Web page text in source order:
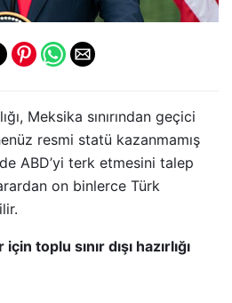
Meksika sınırından geçici
resmi statü kazanmamış
ABD’yi terk etmesini talep
on binlerce Türk
toplu sınır dışı hazırlığı